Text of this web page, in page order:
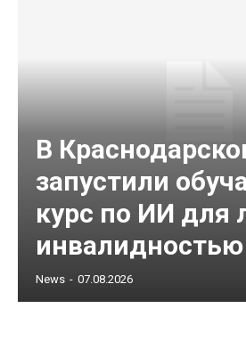
В
запустили
курс по ИИ для
инвалидностью
News - 07.08.2026